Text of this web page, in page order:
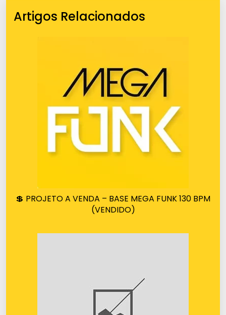
Artigos Relacionados
💲 PROJETO A VENDA – BASE MEGA FUNK 130 BPM
(VENDIDO)